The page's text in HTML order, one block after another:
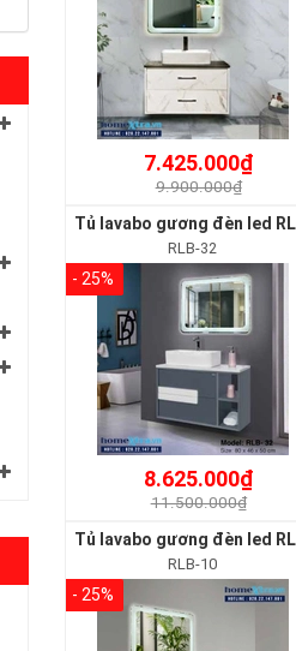
7.425.000₫
9.900.000₫
RLB-32
- 25%
8.625.000₫
11.500.000₫
RLB-10
- 25%